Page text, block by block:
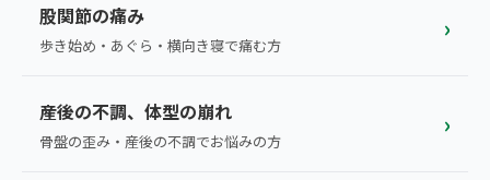
ゴルフ
九州
鹿児島エリア（3院）
股関節の痛み
歩き始め・あぐら・横向き寝で痛む方
›
産後の不調、体型の崩れ
骨盤の歪み・産後の不調でお悩みの方
›